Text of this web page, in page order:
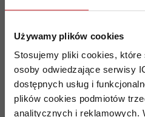
Używamy plików cookies
Stosujemy pliki cookies, które
osoby odwiedzające serwisy
dostępnych usług i
plików cookies podmiotów
analitycznych i reklamowych.
Aleksandra Przegalińska
Akademia Leona Koźmińskiego
Dariusz Jemielniak